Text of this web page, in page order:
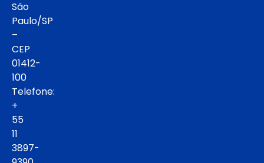
São
Paulo/SP
–
CEP
01412-
100
Telefone:
+
55
11
3897-